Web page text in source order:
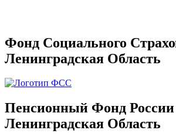
Фонд Социального
Ленинградская Область
Пенсионный Фонд России
Ленинградская Область